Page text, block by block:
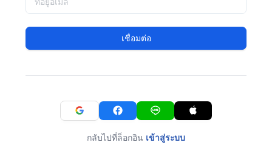
เชื่อมต่อ
กลับไปที่ล็อกอิน เข้าสู่ระบบ